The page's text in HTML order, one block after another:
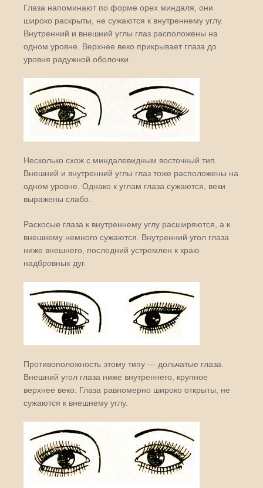
Глаза напоминают по форме орех миндаля, они
широко раскрыты, не сужаются к внутреннему углу.
Внутренний и внешний углы глаз расположены на
одном уровне. Верхнее веко прикрывает глаза до
уровня радужной оболочки.
Несколько схож с миндалевидным восточный тип.
Внешний и внутренний углы глаз тоже расположены на
одном уровне. Однако к углам глаза сужаются, веки
выражены слабо.
Раскосые глаза к внутреннему углу расширяются, а к
внешнему немного сужаются. Внутренний угол глаза
ниже внешнего, последний устремлен к краю
надбровных дуг.
Противоположность этому типу — дольчатые глаза.
Внешний угол глаза ниже внутреннего, крупное
верхнее веко. Глаза равномерно широко открыты, не
сужаются к внешнему углу.